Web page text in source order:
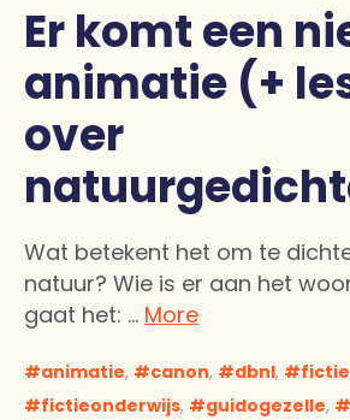
Er komt een
animatie (+
over
Wat betekent het om te
natuur? Wie is er aan het
gaat het: … More
animatie, canon, dbnl, fictie
fictieonderwijs, guidogezelle,